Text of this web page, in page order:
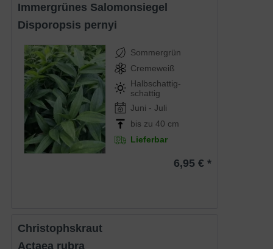
Immergrünes Salomonsiegel
Disporopsis pernyi
Sommergrün
Cremeweiß
Halbschattig-
schattig
Juni - Juli
bis zu 40 cm
Lieferbar
6,95 € *
Christophskraut
Actaea rubra